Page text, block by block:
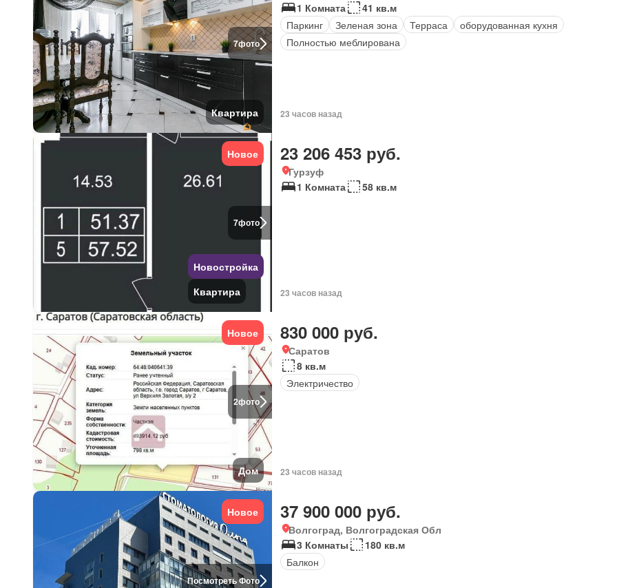
7фото
Квартира
1 Комната
41 кв.м
Паркинг
Зеленая зона Терраса
оборудованная кухня
Полностью меблирована
23 часов назад
7фото
Новое
Новостройка
Квартира
23 206 453 руб.
Гурзуф
1 Комната
58 кв.м
23 часов назад
2фото
Новое
Дом
830 000 руб.
Саратов
8 кв.м
Электричество
23 часов назад
Посмотреть Фото
Новое 37 900 000 руб.
Волгоград, Волгоградская Обл
3 Комнаты
180 кв.м
Балкон